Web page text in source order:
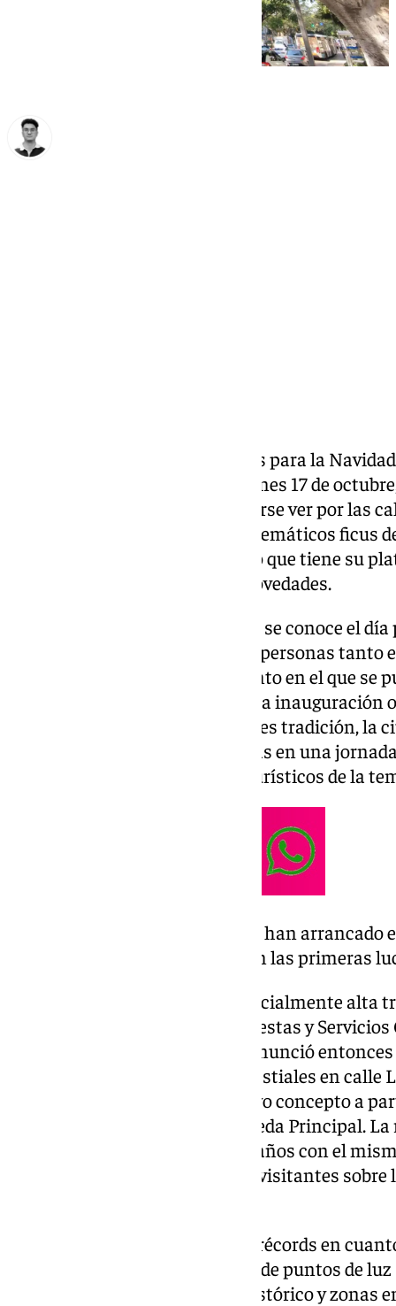
Málaga activa ya la cuenta atrás para la
espectáculos de luces. Este viernes 17 de
montaje han comenzado a dejarse ver por las
primeras bombillas en los emblemáticos ficus
punto de partida de un proyecto que tiene su
Larios, que este año promete novedades.
Otra noticia relevante es que ya se conoce el
que reúne a cientos de miles de personas tanto
televisión para seguir el momento en el que se
saber 101TV, el día elegido para la
viernes 28 de noviembre. Como es tradición,
villancicos y melodías navideñas en una
uno de los grandes atractivos turísticos de la
Los trabajos de instalación han arrancado
donde los operarios colocan las primeras
Este año la expectación es especialmente alta
el año pasado la concejala de Fiestas y
Málaga, Teresa Porras. La edil anunció
con el diseño de los ángeles celestiales en
opciones para estrenar un nuevo concepto a
céntrica vía como para la Alameda Principal.
significativo después de varios años con el
curiosidad entre malagueños y visitantes
El año pasado, Málaga ya batió récords en
refiere, con más de 2,7 millones de puntos de
plazas y glorietas del Centro Histórico y zonas